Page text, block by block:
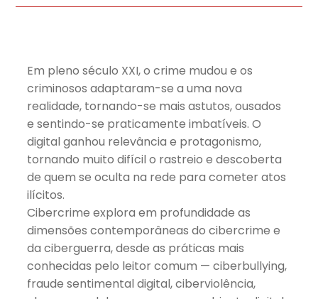
Em pleno século XXI, o crime mudou e os
criminosos adaptaram-se a uma nova
realidade, tornando-se mais astutos, ousados
e sentindo-se praticamente imbatíveis. O
digital ganhou relevância e protagonismo,
tornando muito difícil o rastreio e descoberta
de quem se oculta na rede para cometer atos
ilícitos.
Cibercrime explora em profundidade as
dimensões contemporâneas do cibercrime e
da ciberguerra, desde as práticas mais
conhecidas pelo leitor comum — ciberbullying,
fraude sentimental digital, ciberviolência,